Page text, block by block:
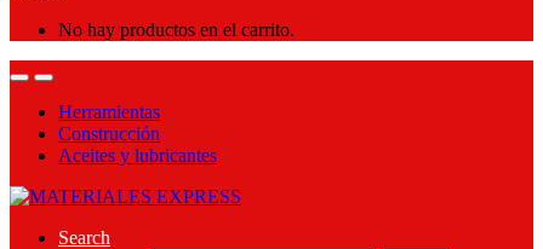
No hay productos en el carrito.
Herramientas
Construcción
Aceites y lubricantes
Search